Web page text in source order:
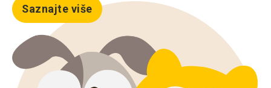
Saznajte više